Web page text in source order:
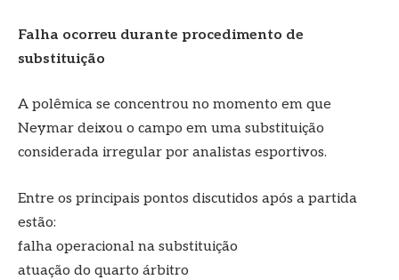
Falha ocorreu durante procedimento de
substituição
A polêmica se concentrou no momento em que
Neymar deixou o campo em uma substituição
considerada irregular por analistas esportivos.
Entre os principais pontos discutidos após a partida
estão:
falha operacional na substituição
atuação do quarto árbitro